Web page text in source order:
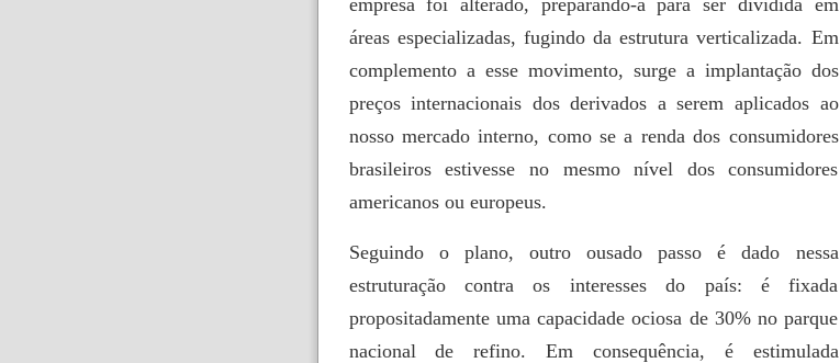
áreas especializadas, fugindo da estrutura verticalizada. Em
complemento a esse movimento, surge a implantação dos
preços internacionais dos derivados a serem aplicados ao
nosso mercado interno, como se a renda dos consumidores
brasileiros estivesse no mesmo nível dos consumidores
americanos ou europeus.
Seguindo o plano, outro ousado passo é dado nessa
estruturação contra os interesses do país: é fixada
propositadamente uma capacidade ociosa de 30% no parque
nacional de refino. Em consequência, é estimulada